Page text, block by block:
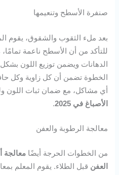
صنفرة الأسطح وتنعيمها
بعد ملء الثقوب والشقوق، يقوم
للتأكد من أن الأسطح ناعمة
الدهانات ويضمن توزيع اللون
الخطوة تضمن أن كل زاوية وكل
أي مشاكل، مع ضمان ثبات اللون
الأصباغ في 2025
.
معالجة الرطوبة والعفن
من الخطوات الحرجة أيضًامعالجة
العفن قبل الطلاء. يقوم المعلم